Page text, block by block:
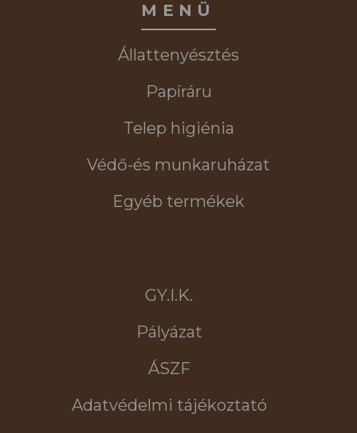
MENÜ
Állattenyésztés
Papíráru
Telep higiénia
Védő-és munkaruházat
Egyéb termékek
GY.I.K.
Pályázat
ÁSZF
Adatvédelmi tájékoztató